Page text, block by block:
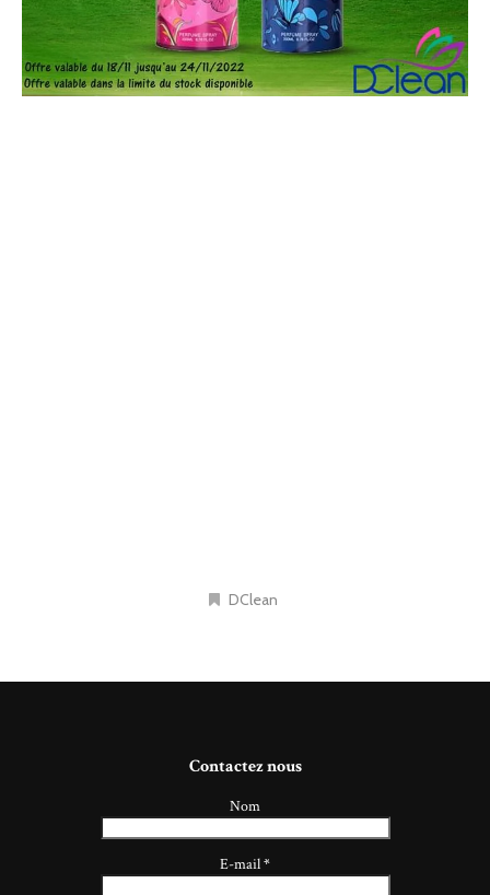
DClean
Contactez nous
Nom
E-mail*